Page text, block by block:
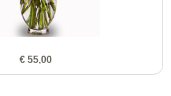
€ 55,00